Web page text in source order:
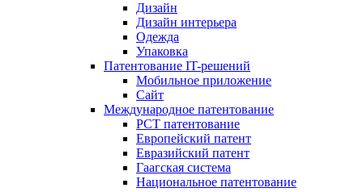
Дизайн
Дизайн интерьера
Одежда
Упаковка
Патентование IT-решений
Мобильное приложение
Сайт
Международное патентование
PCT патентование
Европейский патент
Евразийский патент
Гаагская система
Национальное патентование